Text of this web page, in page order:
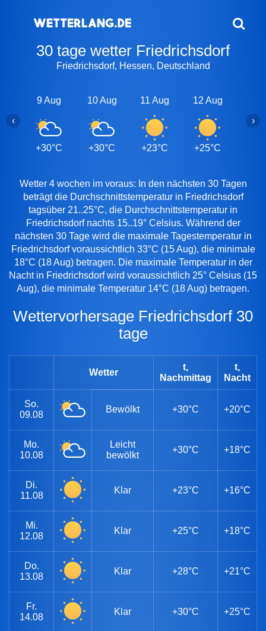
30 tage wetter Friedrichsdorf
Friedrichsdorf, Hessen, Deutschland
9 Aug
+30°C
10 Aug
+30°C
11 Aug
+23°C
12 Aug
+25°C
‹ ›
Wetter 4 wochen im voraus: In den nächsten 30 Tagen
beträgt die Durchschnittstemperatur in Friedrichsdorf
tagsüber 21..25°C, die Durchschnittstemperatur in
Friedrichsdorf nachts 15..19° Celsius. Während der
nächsten 30 Tage wird die maximale Tagestemperatur in
Friedrichsdorf voraussichtlich 33°C (15 Aug), die minimale
18°C (18 Aug) betragen. Die maximale Temperatur in der
Nacht in Friedrichsdorf wird voraussichtlich 25° Celsius (15
Aug), die minimale Temperatur 14°C (18 Aug) betragen.
Wettervorhersage Friedrichsdorf 30
tage
Wetter
t,
Nachmittag
t,
Nacht
So.
09.08
Bewölkt +30°C +20°C
Mo.
10.08
Leicht
bewölkt
+30°C +18°C
Di.
11.08
Klar +23°C +16°C
Mi.
12.08
Klar +25°C +18°C
Do.
13.08
Klar +28°C +21°C
Fr.
14.08
Klar +30°C +25°C